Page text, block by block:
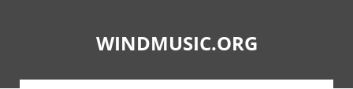
WINDMUSIC.ORG